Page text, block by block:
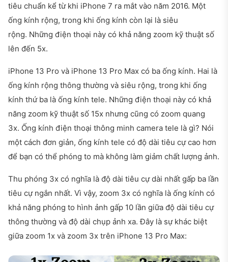
tiêu chuẩn kể từ khi iPhone 7 ra mắt vào năm 2016. Một
ống kính rộng, trong khi ống kính còn lại là siêu
rộng. Những điện thoại này có khả năng zoom kỹ thuật số
lên đến 5x.
iPhone 13 Pro và iPhone 13 Pro Max có ba ống kính. Hai là
ống kính rộng thông thường và siêu rộng, trong khi ống
kính thứ ba là ống kính tele. Những điện thoại này có khả
năng zoom kỹ thuật số 15x nhưng cũng có zoom quang
3x. Ống kính điện thoại thông minh camera tele là gì? Nói
một cách đơn giản, ống kính tele có độ dài tiêu cự cao hơn
để bạn có thể phóng to mà không làm giảm chất lượng ảnh.
Thu phóng 3x có nghĩa là độ dài tiêu cự dài nhất gấp ba lần
tiêu cự ngắn nhất. Vì vậy, zoom 3x có nghĩa là ống kính có
khả năng phóng to hình ảnh gấp 10 lần giữa độ dài tiêu cự
thông thường và độ dài chụp ảnh xa. Đây là sự khác biệt
giữa zoom 1x và zoom 3x trên iPhone 13 Pro Max: